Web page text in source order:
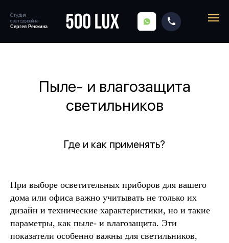
SITENAME
Студия
светодизайна
Сергея Ренжина
Пыле- и влагозащита
светильников
Где и как применять?
При выборе осветительных приборов для вашего
дома или офиса важно учитывать не только их
дизайн и технические характеристики, но и такие
параметры, как пыле- и влагозащита. Эти
показатели особенно важны для светильников,